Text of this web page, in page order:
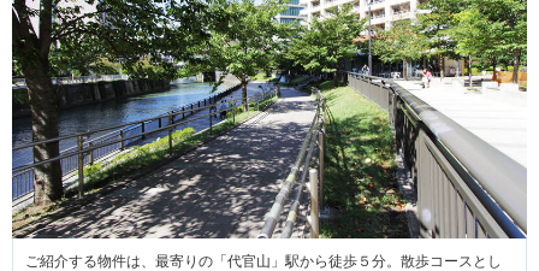
ご紹介する物件は、最寄りの「代官山」駅から徒歩５分。散歩コースとし